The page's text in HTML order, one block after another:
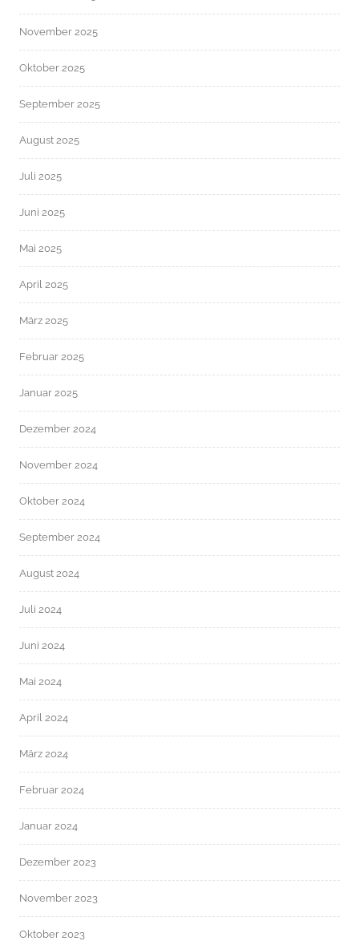
November 2025
Oktober 2025
September 2025
August 2025
Juli 2025
Juni 2025
Mai 2025
April 2025
März 2025
Februar 2025
Januar 2025
Dezember 2024
November 2024
Oktober 2024
September 2024
August 2024
Juli 2024
Juni 2024
Mai 2024
April 2024
März 2024
Februar 2024
Januar 2024
Dezember 2023
November 2023
Oktober 2023